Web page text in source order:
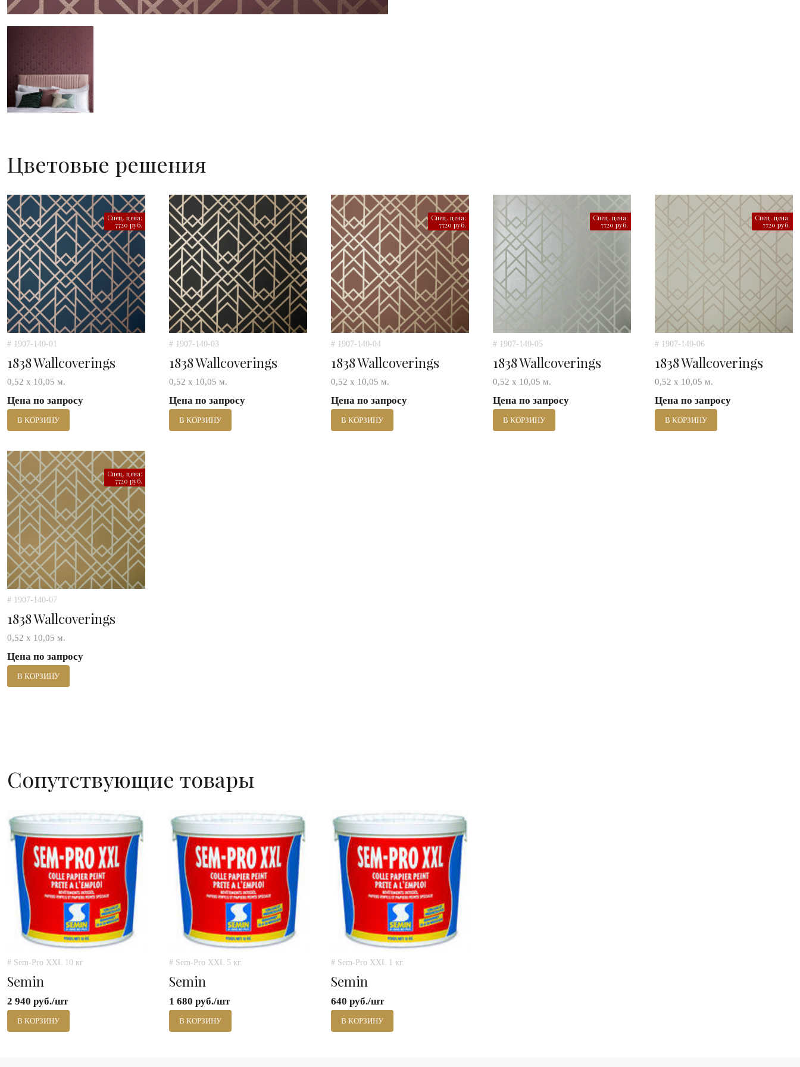
Цветовые решения
Спец. цена:
7720 руб.
# 1907-140-01
1838 Wallcoverings
0,52 х 10,05 м.
Цена по запросу
В КОРЗИНУ
# 1907-140-03
1838 Wallcoverings
0,52 х 10,05 м.
Цена по запросу
В КОРЗИНУ
Спец. цена:
7720 руб.
# 1907-140-04
1838 Wallcoverings
0,52 х 10,05 м.
Цена по запросу
В КОРЗИНУ
Спец. цена:
7720 руб.
# 1907-140-05
1838 Wallcoverings
0,52 х 10,05 м.
Цена по запросу
В КОРЗИНУ
Спец. цена:
7720 руб.
# 1907-140-06
1838 Wallcoverings
0,52 х 10,05 м.
Цена по запросу
В КОРЗИНУ
Спец. цена:
7720 руб.
# 1907-140-07
1838 Wallcoverings
0,52 х 10,05 м.
Цена по запросу
В КОРЗИНУ
Сопутствующие товары
# Sem-Pro XXL 10 кг
Semin
2 940 руб./шт
В КОРЗИНУ
# Sem-Pro XXL 5 кг.
Semin
1 680 руб./шт
В КОРЗИНУ
# Sem-Pro XXL 1 кг.
Semin
640 руб./шт
В КОРЗИНУ